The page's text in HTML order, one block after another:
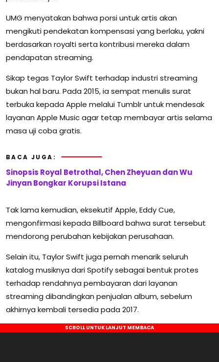
UMG menyatakan bahwa porsi untuk artis akan
mengikuti pendekatan kompensasi yang berlaku, yakni
berdasarkan royalti serta kontribusi mereka dalam
pendapatan streaming.
Sikap tegas Taylor Swift terhadap industri streaming
bukan hal baru. Pada 2015, ia sempat menulis surat
terbuka kepada Apple melalui Tumblruntuk mendesak
layanan Apple Musicagar tetap membayar artis selama
masa uji coba gratis.
BACA JUGA:
Sinopsis Royal Betrothal, Chen Zheyuan dan Wu
Jinyan Bongkar Korupsi Istana
Tak lama kemudian, eksekutif Apple,Eddy Cue,
mengonfirmasi kepada Billboard bahwa surat tersebut
mendorong perubahan kebijakan perusahaan.
Selain itu, Taylor Swift juga pernah menarik seluruh
katalog musiknya dari Spotify sebagai bentuk protes
terhadap rendahnya pembayaran dari layanan
streaming dibandingkan penjualan album, sebelum
akhirnya kembali tersedia pada 2017.